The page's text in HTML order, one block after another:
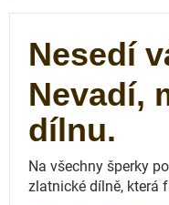
Nesedí
Nevadí,
dílnu.
Na všechny šperky
zlatnické dílně, která